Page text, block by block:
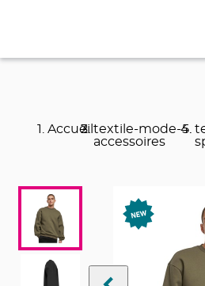
Accueil textile-mode-
accessoires